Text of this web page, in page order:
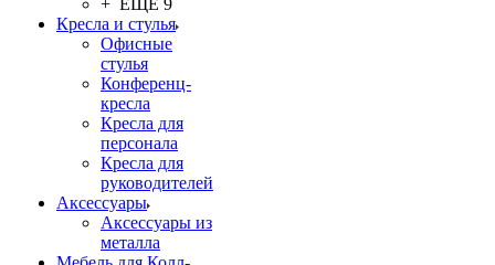
+ ЕЩЕ 9
Кресла и стулья
Офисные
стулья
Конференц-
кресла
Кресла для
персонала
Кресла для
руководителей
Аксессуары
Аксессуары из
металла